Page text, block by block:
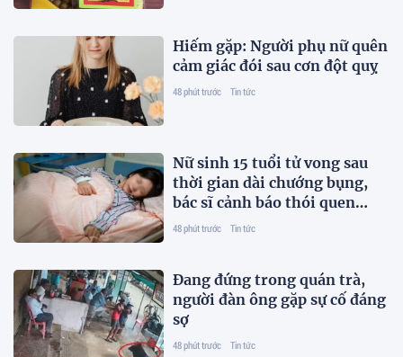
Hiếm gặp: Người phụ nữ quên
cảm giác đói sau cơn đột quỵ
48 phút trước Tin tức
Nữ sinh 15 tuổi tử vong sau
thời gian dài chướng bụng,
bác sĩ cảnh báo thói quen
"cực độc"
48 phút trước Tin tức
Đang đứng trong quán trà,
người đàn ông gặp sự cố đáng
sợ
48 phút trước Tin tức